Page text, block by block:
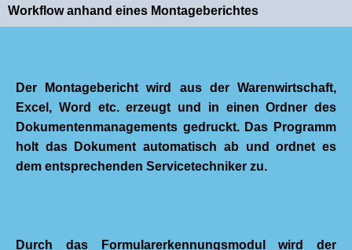
Workflow anhand eines Montageberichtes
Der Montagebericht wird aus der Warenwirtschaft,
Excel, Word etc. erzeugt und in einen Ordner des
Dokumentenmanagements gedruckt. Das Programm
holt das Dokument automatisch ab und ordnet es
dem entsprechenden Servicetechniker zu.
Durch das Formularerkennungsmodul wird der